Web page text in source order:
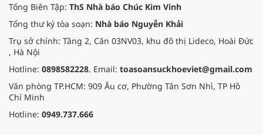
Tổng Biên Tập: ThS Nhà báo Chúc Kim Vinh
Tổng thư ký tòa soạn: Nhà báo Nguyễn Khải
Trụ sở chính: Tầng 2, Căn 03NV03, khu đô thị Lideco, Hoài Đức
, Hà Nội
Hotline: 0898582228. Email: toasoansuckhoeviet@gmail.com
Văn phòng TP.HCM: 909 Âu cơ, Phường Tân Sơn Nhì, TP Hồ
Chí Minh
Hotline: 0949.737.666